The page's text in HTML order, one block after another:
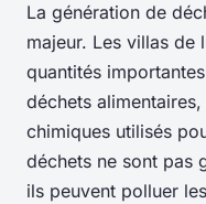
La génération de
majeur. Les villas de
quantités
déchets
chimiques utilisés
déchets ne sont pas
ils peuvent polluer